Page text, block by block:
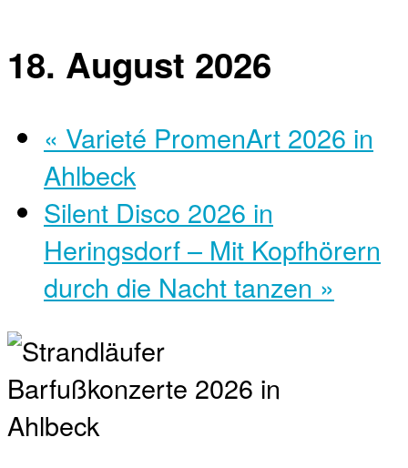
18. August 2026
« Varieté PromenArt 2026 in
Ahlbeck
Silent Disco 2026 in
Heringsdorf – Mit Kopfhörern
durch die Nacht tanzen »